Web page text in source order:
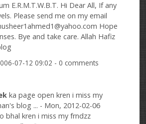
E.R.M.T.W.B.T. Hi Dear All, If any
Please send me on my email
Hope
Bye and take care. Allah Hafiz
07-12 09:02 - 0 comments
ka page open kren i miss my
blog ... - Mon, 2012-02-06
bhal kren i miss my frndzz